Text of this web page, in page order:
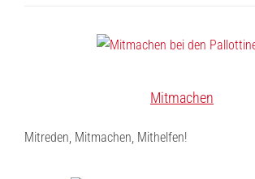
Mitmachen
Mitreden, Mitmachen, Mithelfen!